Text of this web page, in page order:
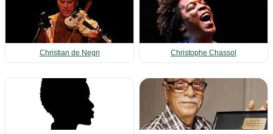
Christian de Negri Christophe Chassol